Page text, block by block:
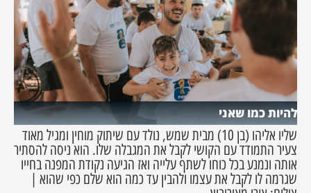
להיות כמו שאני
שליו אליהו (בן 10) מבית שמש, נולד עם שיתוק מוחין ומגיל מאוד
צעיר התמודד עם הקושי לקבל את המגבלה שלו. הוא ניסה להסתיר
אותה ונמנע בכל כוחו לשתף עלייה ואז הגיעה נקודת המפנה בחייו
שגרמה לו לקבל את עצמו ולהבין עד כמה הוא שלם כפי שהוא |